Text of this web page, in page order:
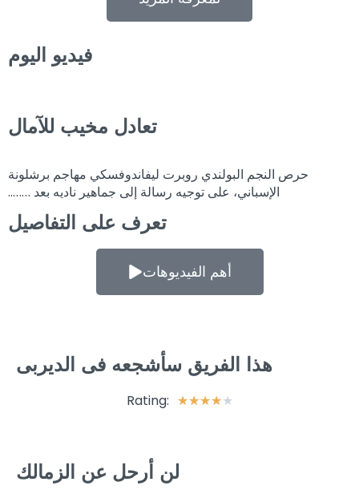
فيديو اليوم
تعادل مخيب للآمال
حرص النجم البولندي روبرت ليفاندوفسكي مهاجم برشلونة
الإسباني، على توجيه رسالة إلى جماهير ناديه بعد ……..
تعرف على التفاصيل
أهم الفيديوهات
هذا الفريق سأشجعه فى الديربى
Rating: ★★★★★
لن أرحل عن الزمالك